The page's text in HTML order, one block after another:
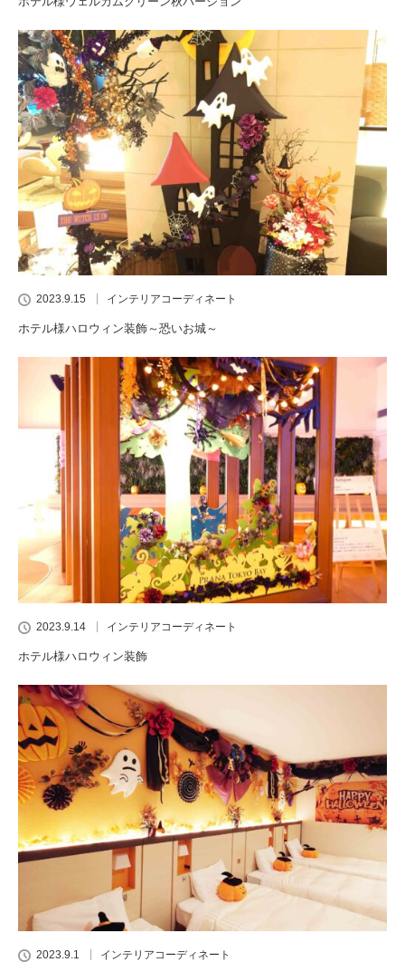
2023.9.15 インテリアコーディネート
ホテル様ハロウィン装飾～恐いお城～
2023.9.14 インテリアコーディネート
ホテル様ハロウィン装飾
2023.9.1 インテリアコーディネート